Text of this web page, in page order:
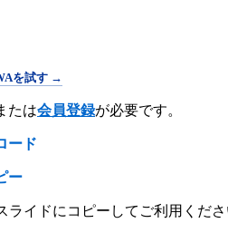
を試す →
たは会員登録が必要です。
ード
ー
イドにコピーしてご利用くだ